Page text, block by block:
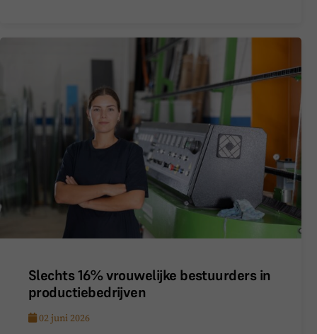
Slechts 16% vrouwelijke bestuurders in
productiebedrijven
02 juni 2026